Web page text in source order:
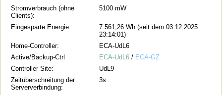
Stromverbrauch (ohne
Clients):
5100 mW
Eingesparte Energie:
7.561,26 Wh (seit dem 03.12.2025
23:14:01)
Home-Controller:
ECA-UdL6
Active/Backup-Ctrl
ECA-UdL6 / ECA-GZ
Controller Site:
UdL9
Zeitüberschreitung der
Serververbindung:
3s